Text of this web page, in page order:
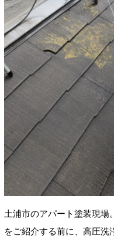
土浦市のアパート塗装現場
をご紹介する前に、高圧洗